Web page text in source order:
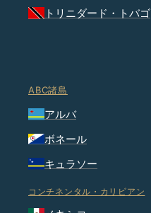
トリニダード・トバゴ
ABC諸島
アルバ
ボネール
キュラソー
コンチネンタル・カリビアン